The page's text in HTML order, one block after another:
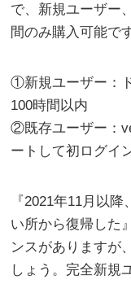
で、新規ユーザー
間のみ購入可能で
①新規ユーザー：
100時間以内
②既存ユーザー：
ートして初ログイ
『2021年11月以
い所から復帰した
ンスがありますが
しょう。完全新規